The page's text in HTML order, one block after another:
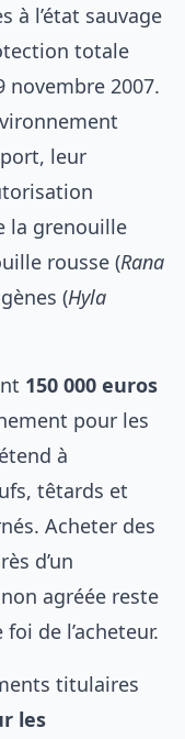
à l’état sauvage
totale
novembre 2007.
leur
la grenouille
rousse (Rana
(Hyla
150 000 euros
pour les
à
têtards et
Acheter des
d’un
agréée reste
de l’acheteur.
titulaires
les